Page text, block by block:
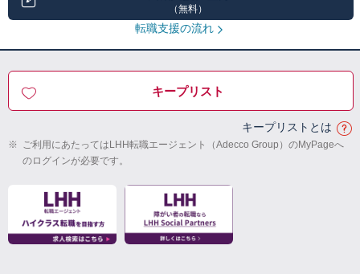
（無料）
転職支援の流れ
キープリスト
キープリストとは
※ ご利用にあたってはLHH転職エージェント（Adecco Group）のMyPageへ
のログインが必要です。